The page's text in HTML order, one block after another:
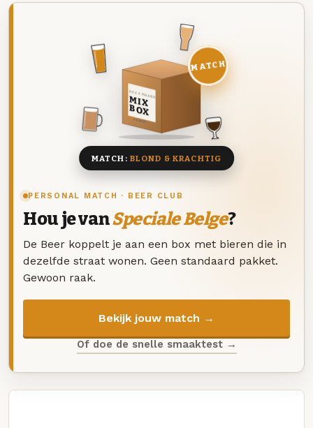
PERSONAL MATCH · BEER CLUB
Hou je vanSpeciale Belge?
De Beer koppelt je aan een box met bieren die in
dezelfde straat wonen. Geen standaard pakket.
Gewoon raak.
Bekijk jouw match →
Of doe de snelle smaaktest →
DEZE MAAND
MIX
BOX
8 BIEREN
MATCH
MATCH: BLOND & KRACHTIG